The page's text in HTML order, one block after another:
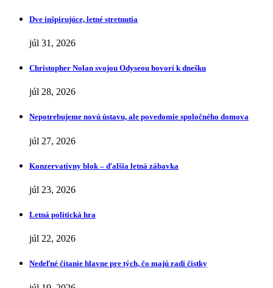
Dve inšpirujúce, letné stretnutia
júl 31, 2026
Christopher Nolan svojou Odyseou hovorí k dnešku
júl 28, 2026
Nepotrebujeme novú ústavu, ale povedomie spoločného domova
júl 27, 2026
Konzervatívny blok – ďalšia letná zábavka
júl 23, 2026
Letná politická hra
júl 22, 2026
Nedeľné čítanie hlavne pre tých, čo majú radi čistky